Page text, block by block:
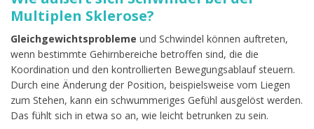
Multiplen Sklerose?
Gleichgewichtsprobleme und Schwindel können auftreten,
wenn bestimmte Gehirnbereiche betroffen sind, die die
Koordination und den kontrollierten Bewegungsablauf steuern.
Durch eine Änderung der Position, beispielsweise vom Liegen
zum Stehen, kann ein schwummeriges Gefühl ausgelöst werden.
Das fühlt sich in etwa so an, wie leicht betrunken zu sein.